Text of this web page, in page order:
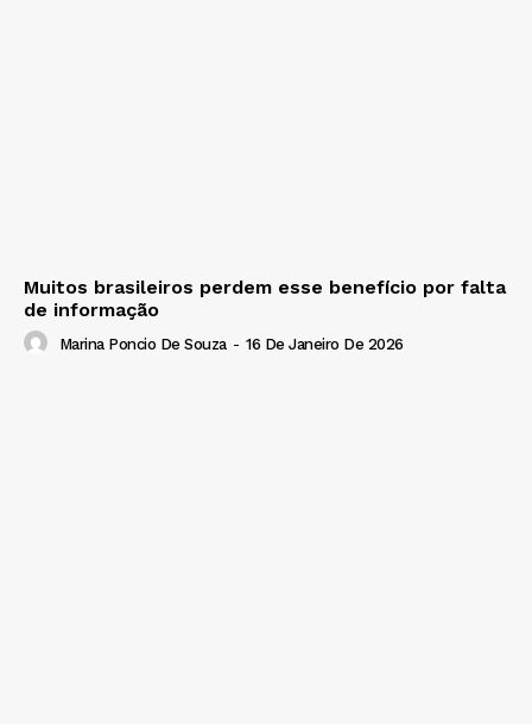
Muitos brasileiros perdem esse benefício por falta
de informação
Marina Poncio De Souza - 16 De Janeiro De 2026